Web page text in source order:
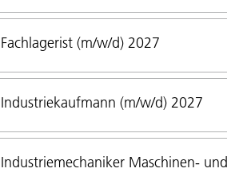
(m/w/d) 2027
(m/w/d) 2027
Maschinen-